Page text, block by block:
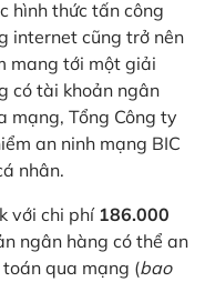
hình thức tấn công
internet cũng trở nên
mang tới một giải
có tài khoản ngân
mạng, Tổng Công ty
an ninh mạng BIC
nhân.
với chi phí 186.000
ngân hàng có thể an
qua mạng (bao